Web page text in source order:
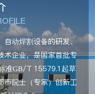
动焊割设备的研发、
术企业，是国家首批专
准GB/T 15579.1起草
市院士（专家）创新工